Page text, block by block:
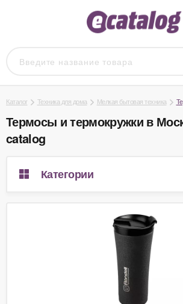
Каталог Техника для дома Мелкая бытовая техника
Термосы и термокружки в
catalog
Категории